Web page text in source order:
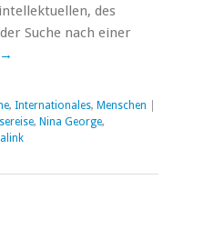
des
Suche nach einer
→
, Internationales, Menschen
, Nina George,